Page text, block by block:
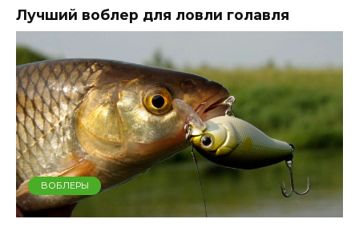
Лучший воблер для ловли голавля
ВОБЛЕРЫ